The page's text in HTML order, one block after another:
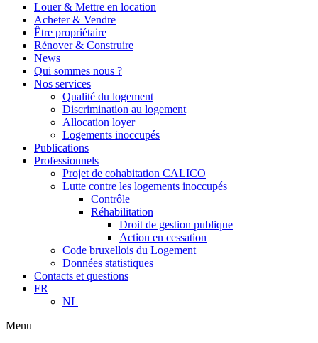
Louer & Mettre en location
Acheter & Vendre
Être propriétaire
Rénover & Construire
News
Qui sommes nous ?
Nos services
Qualité du logement
Discrimination au logement
Allocation loyer
Logements inoccupés
Publications
Professionnels
Projet de cohabitation CALICO
Lutte contre les logements inoccupés
Contrôle
Réhabilitation
Droit de gestion publique
Action en cessation
Code bruxellois du Logement
Données statistiques
Contacts et questions
FR
NL
Menu